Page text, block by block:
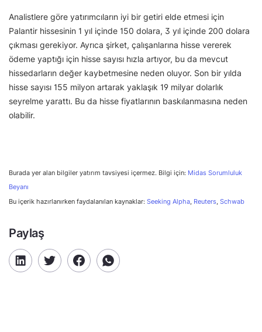
Analistlere göre yatırımcıların iyi bir getiri elde etmesi için
Palantir hissesinin 1 yıl içinde 150 dolara, 3 yıl içinde 200 dolara
çıkması gerekiyor. Ayrıca şirket, çalışanlarına hisse vererek
ödeme yaptığı için hisse sayısı hızla artıyor, bu da mevcut
hissedarların değer kaybetmesine neden oluyor. Son bir yılda
hisse sayısı 155 milyon artarak yaklaşık 19 milyar dolarlık
seyrelme yarattı. Bu da hisse fiyatlarının baskılanmasına neden
olabilir.
Burada yer alan bilgiler yatırım tavsiyesi içermez. Bilgi için: Midas Sorumluluk
Beyanı
Bu içerik hazırlanırken faydalanılan kaynaklar: Seeking Alpha Reuters Schwab
Paylaş